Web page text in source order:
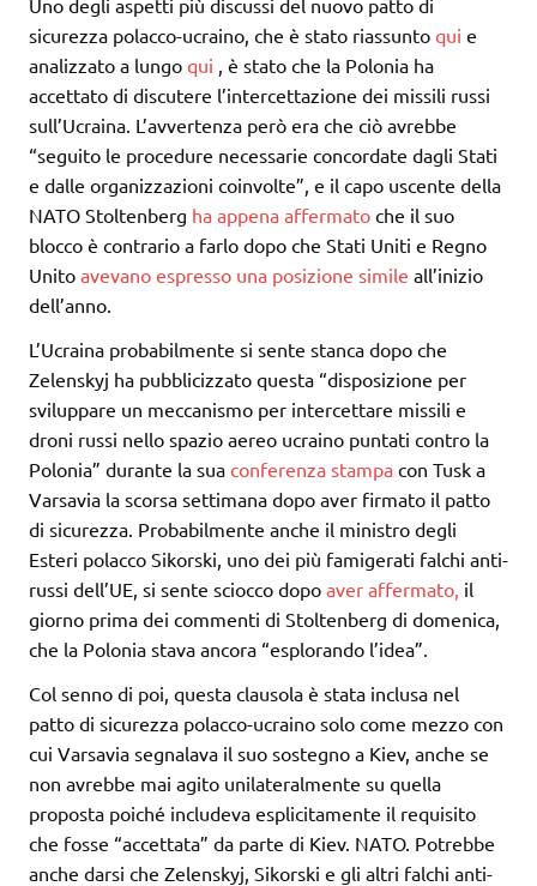
sicurezza polacco-ucraino, che è stato riassunto qui e
analizzato a lungo qui , è stato che la Polonia ha
accettato di discutere l’intercettazione dei missili russi
sull’Ucraina. L’avvertenza però era che ciò avrebbe
“seguito le procedure necessarie concordate dagli Stati
e dalle organizzazioni coinvolte”, e il capo uscente della
NATO Stoltenberg ha appena affermato che il suo
blocco è contrario a farlo dopo che Stati Uniti e Regno
Unito avevano espresso una posizione simile all’inizio
dell’anno.
L’Ucraina probabilmente si sente stanca dopo che
Zelenskyj ha pubblicizzato questa “disposizione per
sviluppare un meccanismo per intercettare missili e
droni russi nello spazio aereo ucraino puntati contro la
Polonia” durante la sua conferenza stampa con Tusk a
Varsavia la scorsa settimana dopo aver firmato il patto
di sicurezza. Probabilmente anche il ministro degli
Esteri polacco Sikorski, uno dei più famigerati falchi anti-
russi dell’UE, si sente sciocco dopo aver affermato, il
giorno prima dei commenti di Stoltenberg di domenica,
che la Polonia stava ancora “esplorando l’idea”.
Col senno di poi, questa clausola è stata inclusa nel
patto di sicurezza polacco-ucraino solo come mezzo con
cui Varsavia segnalava il suo sostegno a Kiev, anche se
non avrebbe mai agito unilateralmente su quella
proposta poiché includeva esplicitamente il requisito
che fosse “accettata” da parte di Kiev. NATO. Potrebbe
anche darsi che Zelenskyj, Sikorski e gli altri falchi anti-